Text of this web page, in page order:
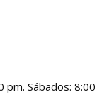
pm. Sábados: 8:00